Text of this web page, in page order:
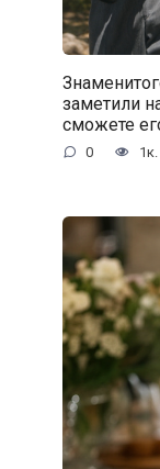
заметили
сможете
0 1к.